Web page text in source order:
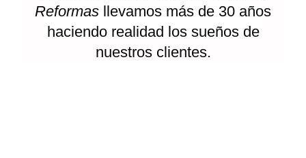
Reformas llevamos más de 30 años
haciendo realidad los sueños de
nuestros clientes.